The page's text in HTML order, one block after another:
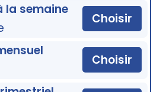
la semaine
Choisir
Choisir